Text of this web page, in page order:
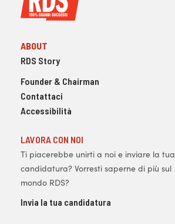
ABOUT
RDS Story
Founder & Chairman
Contattaci
Accessibilità
LAVORA CON NOI
Ti piacerebbe unirti a noi e inviare la tua
candidatura? Vorresti saperne di più sul
mondo RDS?
Invia la tua candidatura